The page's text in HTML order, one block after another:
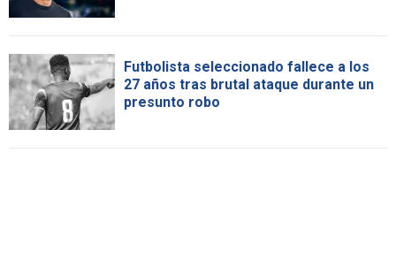
Futbolista seleccionado fallece a los
27 años tras brutal ataque durante un
presunto robo